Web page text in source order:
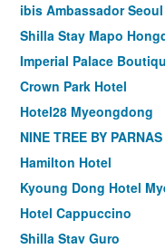
ibis Ambassador
Shilla Stay Mapo
Imperial Palace
Crown Park Hotel
Hotel28 Myeongdong
NINE TREE BY
Hamilton Hotel
Kyoung Dong Hotel
Hotel Cappuccino
Shilla Stay Guro